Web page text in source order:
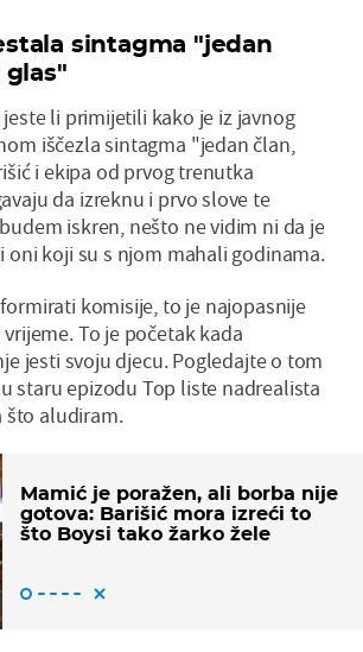
sintagma "jedan
glas"
li primijetili kako je iz javnog
iščezla sintagma "jedan član,
i ekipa od prvog trenutka
da izreknu i prvo slove te
iskren, nešto ne vidim ni da je
oni koji su s njom mahali godinama.
komisije, to je najopasnije
To je početak kada
jesti svoju djecu. Pogledajte o tom
staru epizodu Top liste nadrealista
što aludiram.
Mamić je poražen, ali borba nije
gotova: Barišić mora izreći to
što Boysi tako žarko žele